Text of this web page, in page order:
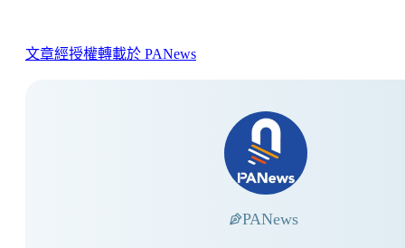
文章經授權轉載於 PANews
PANews